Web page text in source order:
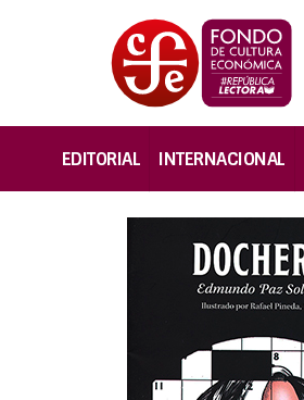
EDITORIAL INTERNACIONAL